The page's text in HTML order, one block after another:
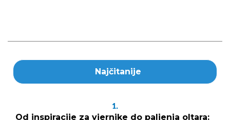
Najčitanije
1.
Od inspiracije za vjernike do paljenja oltara: